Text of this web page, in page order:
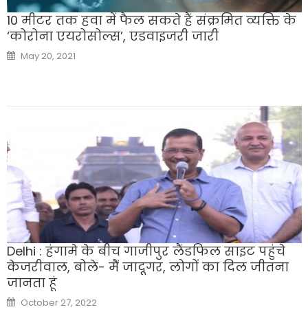
10 मीटर तक हवा में फैल सकते हैं संक्रमित व्यक्ति के
‘कोरोना एयरोसोल्स’, एडवाइजरी जारी
Posted
on
May 20, 2021
Delhi : हंगामे के बीच गाजीपुर लैंडफिल साइट पहुंचे
केजरीवाल, बोले- मैं जादूगर, लोगों का दिल जीतना
जानता हूं
Posted
on
October 27, 2022